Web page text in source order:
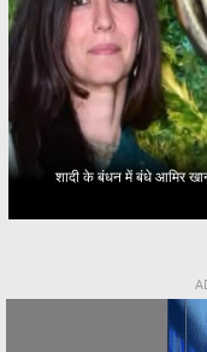
शादी के बंधन में बंधे आमिर